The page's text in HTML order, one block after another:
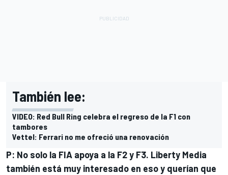
También lee:
VIDEO: Red Bull Ring celebra el regreso de la F1 con
tambores
Vettel: Ferrari no me ofreció una renovación
P: No solo la FIA apoya a la F2 y F3. Liberty Media
también está muy interesado en eso y querían que